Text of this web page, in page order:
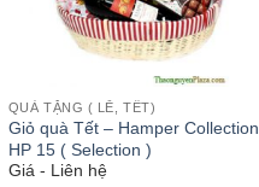
QUÀ TẶNG ( LỄ, TẾT)
Giỏ quà Tết – Hamper Collection
HP 15 ( Selection )
Giá - Liên hệ